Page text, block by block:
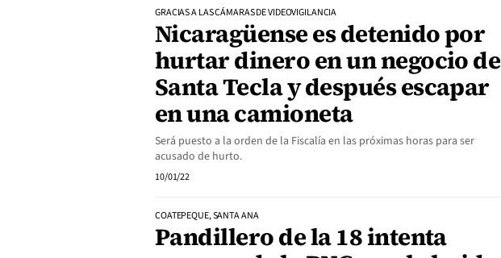
GRACIAS A LAS CÁMARAS DE VIDEOVIGILANCIA
Nicaragüense es detenido por
hurtar dinero en un negocio de
Santa Tecla y después escapar
en una camioneta
Será puesto a la orden de la Fiscalía en las próximas horas para ser
acusado de hurto.
10/01/22
COATEPEQUE, SANTA ANA
Pandillero de la 18 intenta